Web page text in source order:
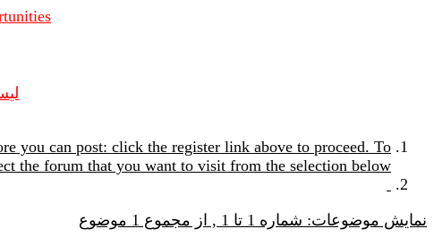
you can post: click the register link above to proceed. To
the forum that you want to visit from the selection below.
نمایش موضوعات: شماره 1 تا 1 , از مجموع ‍1 موضوع